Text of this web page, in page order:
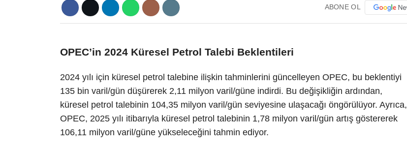
ABONE OL
OPEC’in 2024 Küresel Petrol Talebi Beklentileri
2024 yılı için küresel petrol talebine ilişkin tahminlerini güncelleyen OPEC, bu beklentiyi
135 bin varil/gün düşürerek 2,11 milyon varil/güne indirdi. Bu değişikliğin ardından,
küresel petrol talebinin 104,35 milyon varil/gün seviyesine ulaşacağı öngörülüyor. Ayrıca,
OPEC, 2025 yılı itibarıyla küresel petrol talebinin 1,78 milyon varil/gün artış göstererek
106,11 milyon varil/güne yükseleceğini tahmin ediyor.